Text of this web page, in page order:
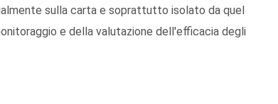
sulla carta e soprattutto isolato da quel
e della valutazione dell'efficacia degli